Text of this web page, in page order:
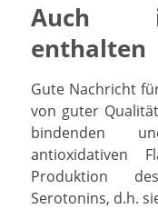
Auch
enthalten
Gute Nachricht
von guter
bindenden
antioxidativen
Produktion
Serotonins, d.h.